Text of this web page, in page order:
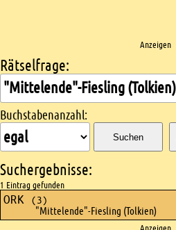
Anzeigen
Kreuzworträtsel suchen
Rätselfrage:
Buchstabenanzahl:
Suchen
Suchergebnisse:
1 Eintrag gefunden
ORK (3)
"Mittelende"-Fiesling (Tolkien)